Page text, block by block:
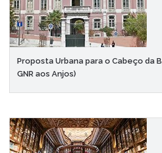
Proposta Urbana para o Cabeço da
GNR aos Anjos)